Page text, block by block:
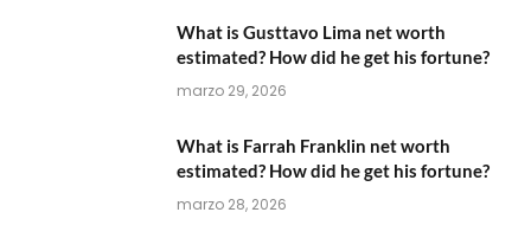
What is Gusttavo Lima net worth
estimated? How did he get his fortune?
marzo 29, 2026
What is Farrah Franklin net worth
estimated? How did he get his fortune?
marzo 28, 2026